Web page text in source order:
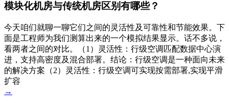
模块化机房与传统机房区别有哪些？
今天咱们就聊一聊它们之间的灵活性及可靠性和节能效果。下
面是工程师为我们测算出来的一个模拟结果显示。话不多说，
看两者之间的对比。（1）灵活性：行级空调匹配数据中心演
进，支持高密度及混合部署。结论：行级空调是一种面向未来
的解决方案（2）灵活性：行级空调可实现按需部署,实现平滑
扩容
→